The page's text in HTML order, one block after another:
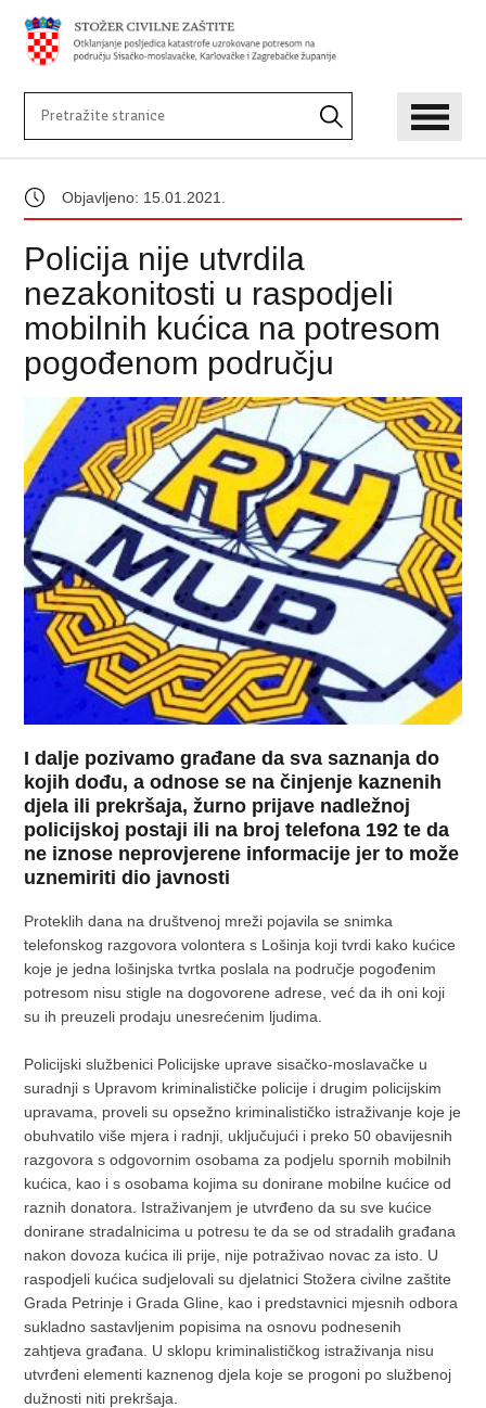
Objavljeno: 15.01.2021.
Policija nije utvrdila
nezakonitosti u raspodjeli
mobilnih kućica na potresom
pogođenom području
I dalje pozivamo građane da sva saznanja do
kojih dođu, a odnose se na činjenje kaznenih
djela ili prekršaja, žurno prijave nadležnoj
policijskoj postaji ili na broj telefona 192 te da
ne iznose neprovjerene informacije jer to može
uznemiriti dio javnosti
Proteklih dana na društvenoj mreži pojavila se snimka
telefonskog razgovora volontera s Lošinja koji tvrdi kako kućice
koje je jedna lošinjska tvrtka poslala na područje pogođenim
potresom nisu stigle na dogovorene adrese, već da ih oni koji
su ih preuzeli prodaju unesrećenim ljudima.
Policijski službenici Policijske uprave sisačko-moslavačke u
suradnji s Upravom kriminalističke policije i drugim policijskim
upravama, proveli su opsežno kriminalističko istraživanje koje je
obuhvatilo više mjera i radnji, uključujući i preko 50 obavijesnih
razgovora s odgovornim osobama za podjelu spornih mobilnih
kućica, kao i s osobama kojima su donirane mobilne kućice od
raznih donatora. Istraživanjem je utvrđeno da su sve kućice
donirane stradalnicima u potresu te da se od stradalih građana
nakon dovoza kućica ili prije, nije potraživao novac za isto. U
raspodjeli kućica sudjelovali su djelatnici Stožera civilne zaštite
Grada Petrinje i Grada Gline, kao i predstavnici mjesnih odbora
sukladno sastavljenim popisima na osnovu podnesenih
zahtjeva građana. U sklopu kriminalističkog istraživanja nisu
utvrđeni elementi kaznenog djela koje se progoni po službenoj
dužnosti niti prekršaja.